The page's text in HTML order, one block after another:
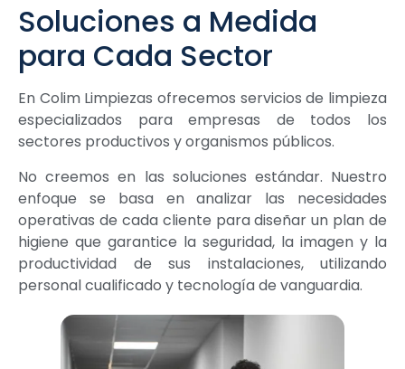
Soluciones a Medida
para Cada Sector
En Colim Limpiezas ofrecemos servicios de limpieza
especializados para empresas de todos los
sectores productivos y organismos públicos.
No creemos en las soluciones estándar. Nuestro
enfoque se basa en analizar las necesidades
operativas de cada cliente para diseñar un plan de
higiene que garantice la seguridad, la imagen y la
productividad de sus instalaciones, utilizando
personal cualificado y tecnología de vanguardia.